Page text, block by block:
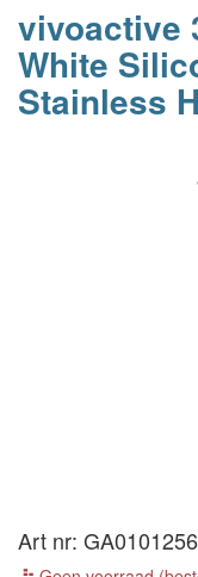
vivoactive
White
Stainless
Art nr: